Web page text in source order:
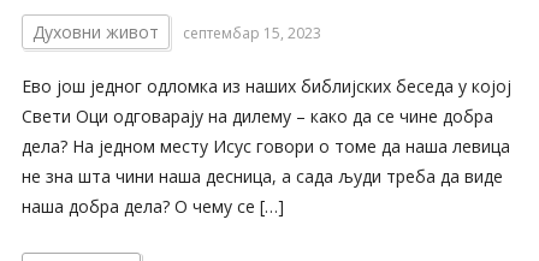
Духовни живот септембар 15, 2023
Ево још једног одломка из наших библијских беседа у којој
Свети Оци одговарају на дилему – како да се чине добра
дела? На једном месту Исус говори о томе да наша левица
не зна шта чини наша десница, а сада људи треба да виде
наша добра дела? О чему се […]